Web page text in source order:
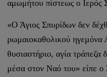
αμωμήτου πίστεως ο Ιερός
«Ο Άγιος Σπυρίδων δεν
ρωμαιοκαθολικού ηγεμόνα
θυσιαστήριο, αγία τράπεζα
μέσα στον Ναό του» είπε ο